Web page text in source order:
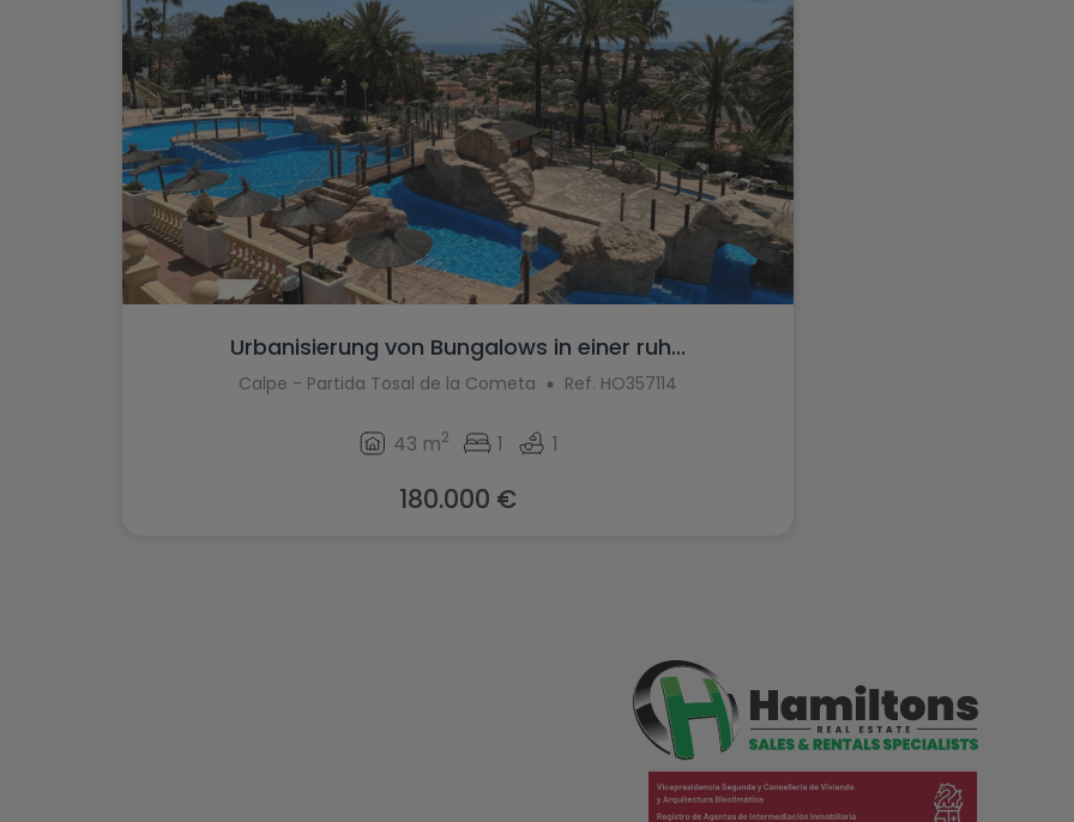
Urbanisierung von Bungalows in einer ruh...
Calpe - Partida Tosal de la Cometa Ref. HO357114
43 m2 1 1
180.000 €